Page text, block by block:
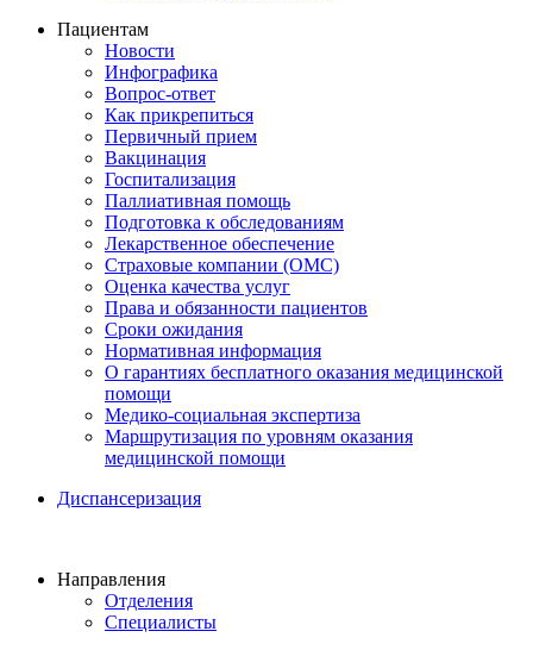
Пациентам
Новости
Инфографика
Вопрос-ответ
Как прикрепиться
Первичный прием
Вакцинация
Госпитализация
Паллиативная помощь
Подготовка к обследованиям
Лекарственное обеспечение
Страховые компании (ОМС)
Оценка качества услуг
Права и обязанности пациентов
Сроки ожидания
Нормативная информация
О гарантиях бесплатного оказания медицинской
помощи
Медико-социальная экспертиза
Маршрутизация по уровням оказания
медицинской помощи
Диспансеризация
Направления
Отделения
Специалисты